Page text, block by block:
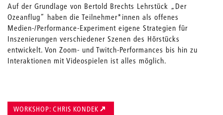
Auf der Grundlage von Bertold Brechts Lehrstück „Der
Ozeanflug“ haben die Teilnehmer*innen als offenes
Medien-/Performance-Experiment eigene Strategien für
Inszenierungen verschiedener Szenen des Hörstücks
entwickelt. Von Zoom- und Twitch-Performances bis hin zu
Interaktionen mit Videospielen ist alles möglich.
WORKSHOP: CHRIS KONDEK